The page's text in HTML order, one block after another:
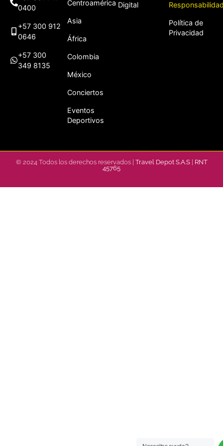
0400
+57 300 912
0646
+57 300
349 8135
Centroamérica
Asia
África
Colombia
México
Conciertos
Eventos
Deportivos
Digital
Política de
Privacidad
© 2024 Todos los derechos reservados | Travel Depot S.A.S| RNT
45765